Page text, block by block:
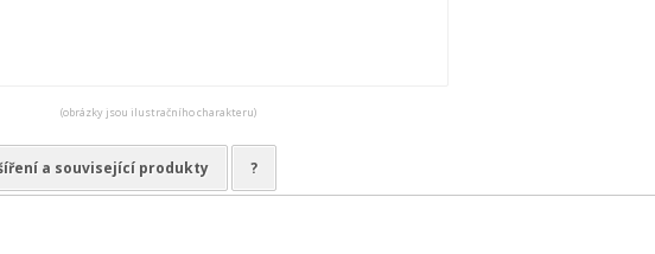
(obrázky jsou ilustračního charakteru)
a související produkty ?